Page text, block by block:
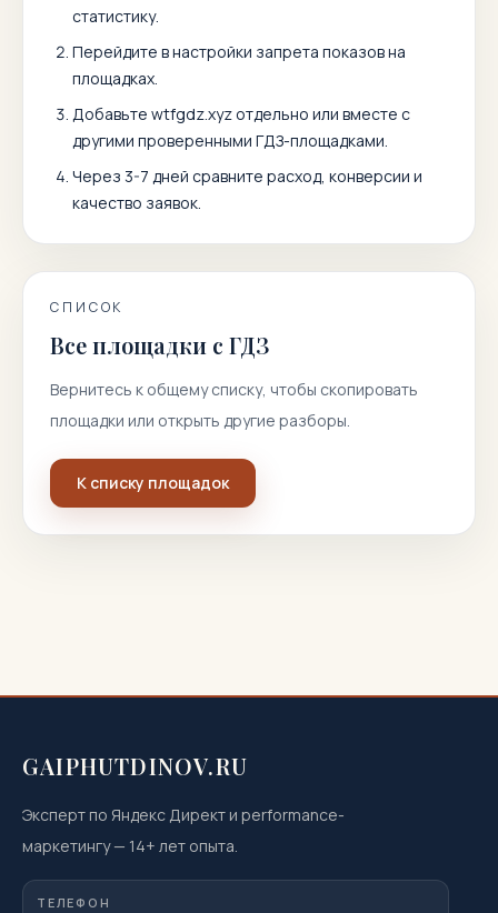
статистику.
Перейдите в настройки запрета показов на
площадках.
Добавьте wtfgdz.xyz отдельно или вместе с
другими проверенными ГДЗ-площадками.
Через 3-7 дней сравните расход, конверсии и
качество заявок.
СПИСОК
Все площадки с ГДЗ
Вернитесь к общему списку, чтобы скопировать
площадки или открыть другие разборы.
К списку площадок
GAIPHUTDINOV.RU
Эксперт по Яндекс Директ и performance-
маркетингу— 14+ лет опыта.
ТЕЛЕФОН